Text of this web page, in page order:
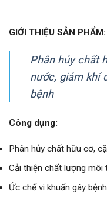
GIỚI THIỆU SẢN PHẨM:
Phân hủy chất
nước, giảm khí
bệnh
Công dụng:
Phân hủy chất hữu cơ,
Cải thiện chất lượng môi
Ức chế vi khuẩn gây